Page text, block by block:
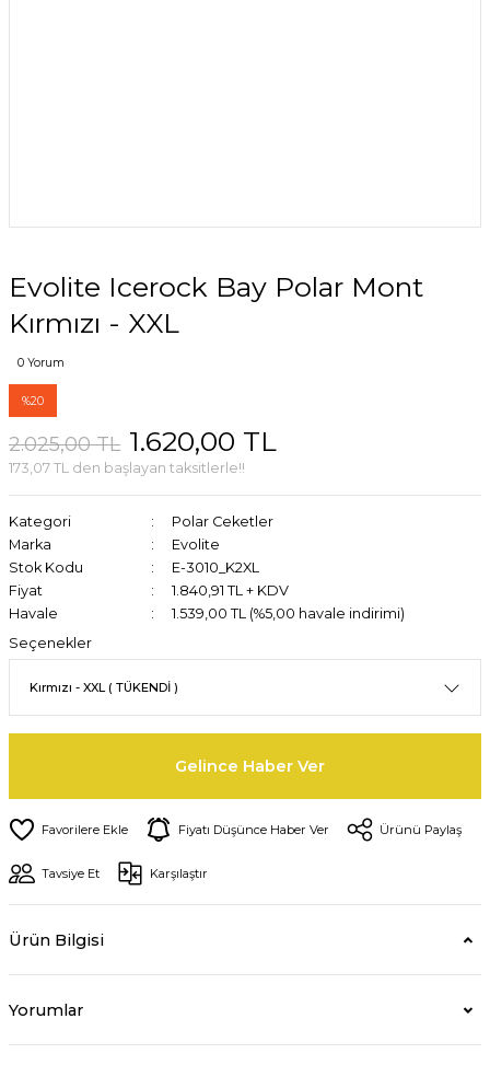
Evolite Icerock Bay Polar Mont
Kırmızı - XXL
0 Yorum
%20
2.025,00 TL 1.620,00 TL
173,07 TL den başlayan taksitlerle!!
Kategori
Polar Ceketler
Marka
Evolite
Stok Kodu
E-3010_K2XL
Fiyat
1.840,91 TL + KDV
Havale
1.539,00 TL (%5,00 havale indirimi)
Seçenekler
Gelince Haber Ver
Fiyatı Düşünce Haber Ver Ürünü Paylaş
Tavsiye Et Karşılaştır
Ürün Bilgisi
Yorumlar